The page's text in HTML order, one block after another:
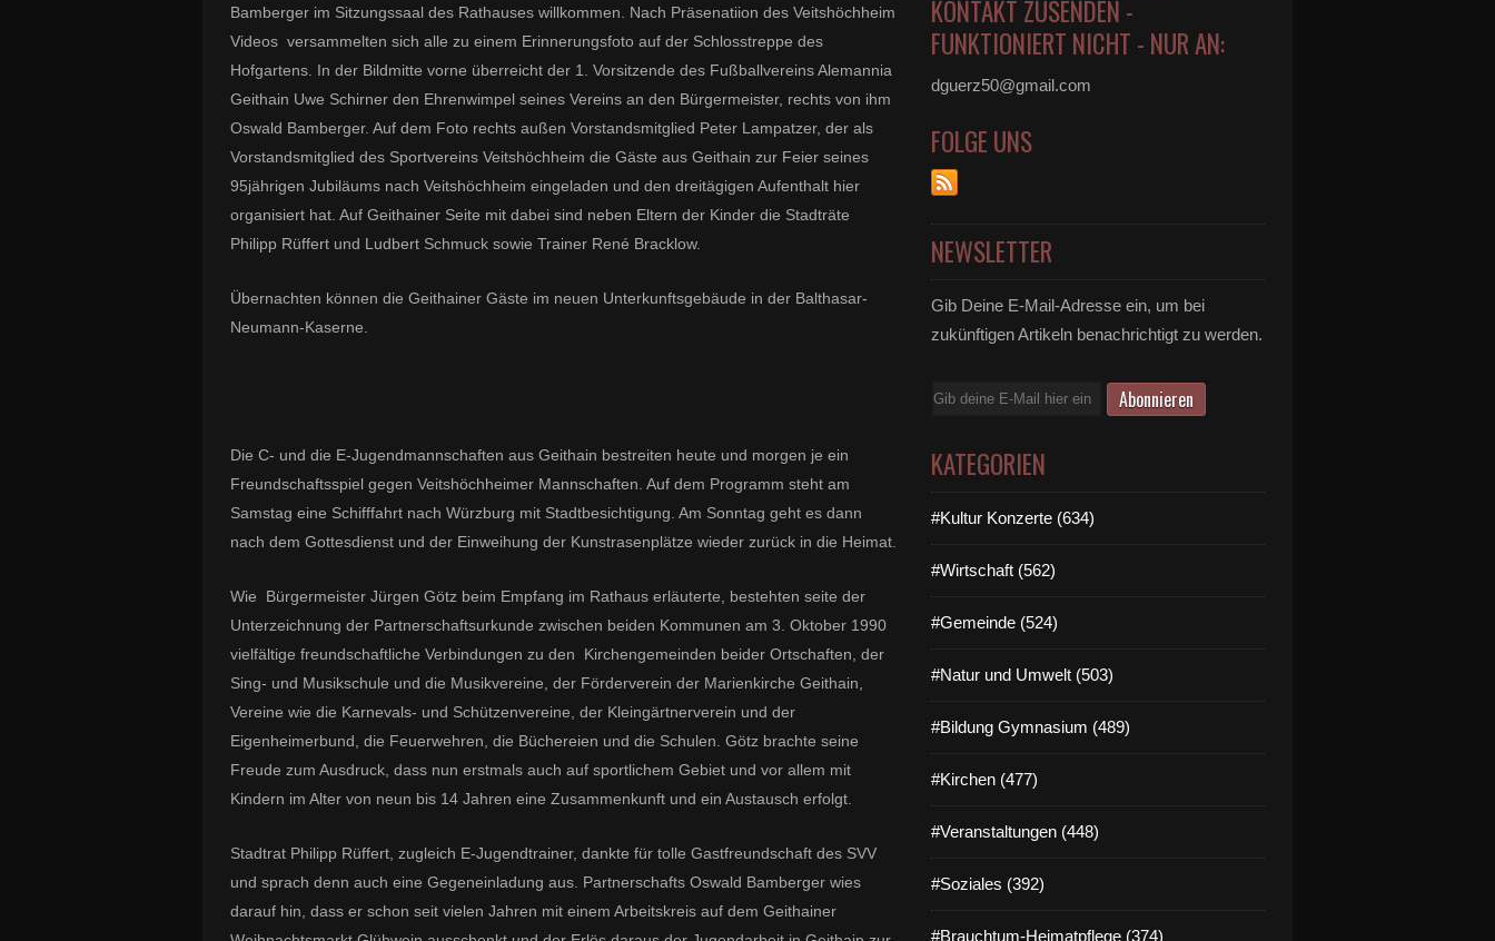
Bamberger im Sitzungssaal des Rathauses willkommen. Nach Präsenatiion des Veitshöchheim
Videos versammelten sich alle zu einem Erinnerungsfoto auf der Schlosstreppe des
Hofgartens. In der Bildmitte vorne überreicht der 1. Vorsitzende des Fußballvereins Alemannia
Geithain Uwe Schirner den Ehrenwimpel seines Vereins an den Bürgermeister, rechts von ihm
Oswald Bamberger. Auf dem Foto rechts außen Vorstandsmitglied Peter Lampatzer, der als
Vorstandsmitglied des Sportvereins Veitshöchheim die Gäste aus Geithain zur Feier seines
95jährigen Jubiläums nach Veitshöchheim eingeladen und den dreitägigen Aufenthalt hier
organisiert hat. Auf Geithainer Seite mit dabei sind neben Eltern der Kinder die Stadträte
Philipp Rüffert und Ludbert Schmuck sowie Trainer René Bracklow.
Übernachten können die Geithainer Gäste im neuen Unterkunftsgebäude in der Balthasar-
Neumann-Kaserne.
Die C- und die E-Jugendmannschaften aus Geithain bestreiten heute und morgen je ein
Freundschaftsspiel gegen Veitshöchheimer Mannschaften. Auf dem Programm steht am
Samstag eine Schifffahrt nach Würzburg mit Stadtbesichtigung. Am Sonntag geht es dann
nach dem Gottesdienst und der Einweihung der Kunstrasenplätze wieder zurück in die Heimat.
Wie Bürgermeister Jürgen Götz beim Empfang im Rathaus erläuterte, bestehten seite der
Unterzeichnung der Partnerschaftsurkunde zwischen beiden Kommunen am 3. Oktober 1990
vielfältige freundschaftliche Verbindungen zu den Kirchengemeinden beider Ortschaften, der
Sing- und Musikschule und die Musikvereine, der Förderverein der Marienkirche Geithain,
Vereine wie die Karnevals- und Schützenvereine, der Kleingärtnerverein und der
Eigenheimerbund, die Feuerwehren, die Büchereien und die Schulen. Götz brachte seine
Freude zum Ausdruck, dass nun erstmals auch auf sportlichem Gebiet und vor allem mit
Kindern im Alter von neun bis 14 Jahren eine Zusammenkunft und ein Austausch erfolgt.
Stadtrat Philipp Rüffert, zugleich E-Jugendtrainer, dankte für tolle Gastfreundschaft des SVV
und sprach denn auch eine Gegeneinladung aus. Partnerschafts Oswald Bamberger wies
darauf hin, dass er schon seit vielen Jahren mit einem Arbeitskreis auf dem Geithainer
KONTAKT ZUSENDEN -
FUNKTIONIERT NICHT - NUR AN:
dguerz50@gmail.com
FOLGE UNS
NEWSLETTER
Gib Deine E-Mail-Adresse ein, um bei
zukünftigen Artikeln benachrichtigt zu werden.
E-
KATEGORIEN
#Kultur Konzerte (634)
#Wirtschaft (562)
#Gemeinde (524)
#Natur und Umwelt (503)
#Bildung Gymnasium (489)
#Kirchen (477)
#Veranstaltungen (448)
#Soziales (392)
#Brauchtum-Heimatpflege (374)